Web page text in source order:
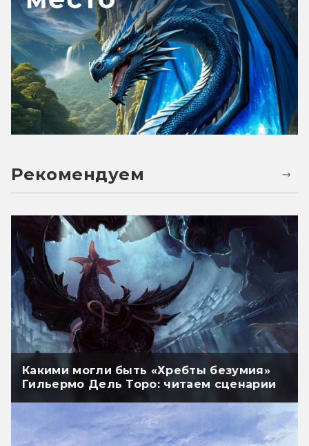
Рекомендуем
Какими могли быть «Хребты безумия»
Гильермо Дель Торо: читаем сценарии